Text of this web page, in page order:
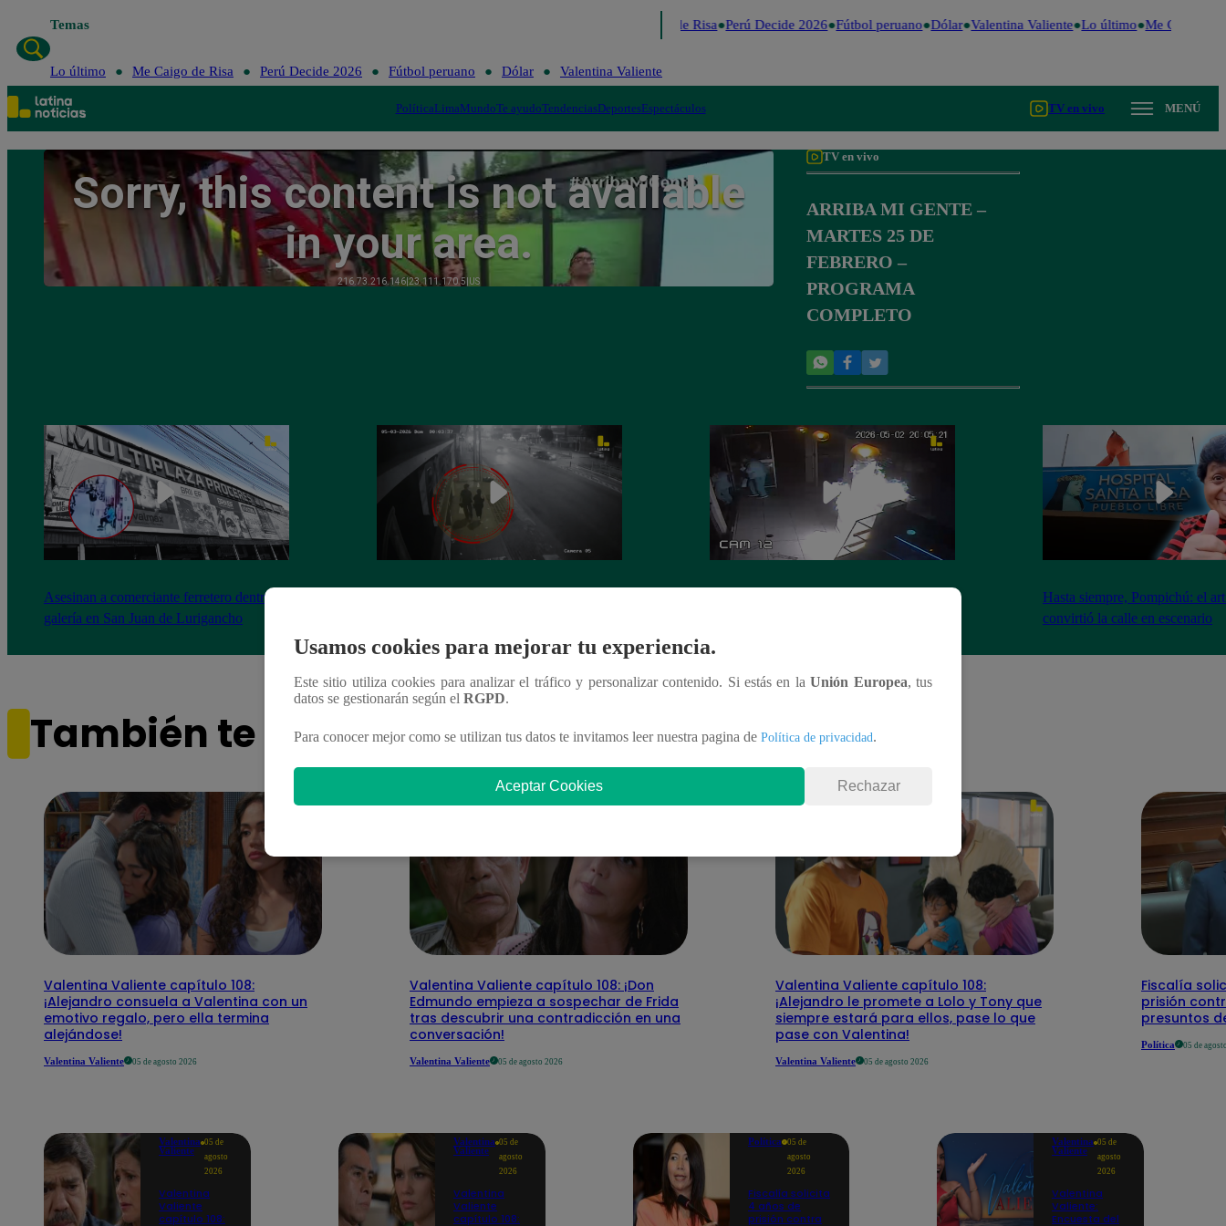
Temas Me Caigo de Risa Perú Decide 2026 Fútbol peruano Dólar Valentina Valiente Lo último Me Caigo de
Lo último Me Caigo de Risa Perú Decide 2026 Fútbol peruano Dólar Valentina Valiente
PolíticaLimaMundoTe ayudoTendenciasDeportesEspectáculos TV en vivo MENÚ
TV en vivo
ARRIBA MI GENTE –
MARTES 25 DE
FEBRERO –
PROGRAMA
COMPLETO
Asesinan a comerciante ferretero dentro de
galería en San Juan de Lurigancho
Hasta siempre, Pompichú: el
convirtió la calle en escenario
También te puede interesar
Valentina Valiente capítulo 108:
¡Alejandro consuela a Valentina con un
emotivo regalo, pero ella termina
alejándose!
Valentina Valiente 05 de agosto 2026
Valentina Valiente capítulo 108: ¡Don
Edmundo empieza a sospechar de Frida
tras descubrir una contradicción en una
conversación!
Valentina Valiente 05 de agosto 2026
Valentina Valiente capítulo 108:
¡Alejandro le promete a Lolo y Tony que
siempre estará para ellos, pase lo que
pase con Valentina!
Valentina Valiente 05 de agosto 2026
Fiscalía
prisión
presuntos
Política 05 de
Valentina
Valiente
05 de
agosto
2026
Valentina
Valiente
capítulo 108:
Valentina
Valiente
05 de
agosto
2026
Valentina
Valiente
capítulo 108:
Política
05 de
agosto
2026
Fiscalía solicita
4 años de
prisión contra
Valentina
Valiente
05 de
agosto
2026
Valentina
Valiente:
Encuesta del
Usamos cookies para mejorar tu experiencia.
Este sitio utiliza cookies para analizar el tráfico y personalizar contenido. Si estás en laUnión Europea, tus
datos se gestionarán según el RGPD.
Para conocer mejor como se utilizan tus datos te invitamos leer nuestra pagina de Política de privacidad.
Aceptar Cookies Rechazar